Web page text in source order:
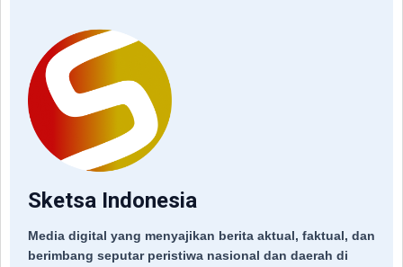
Sketsa Indonesia
Media digital yang menyajikan berita aktual, faktual, dan
berimbang seputar peristiwa nasional dan daerah di